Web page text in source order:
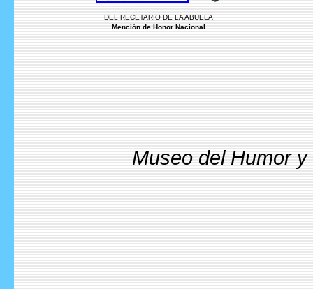
DEL RECETARIO DE LA ABUELA
Mención de Honor Nacional
Museo del Humor